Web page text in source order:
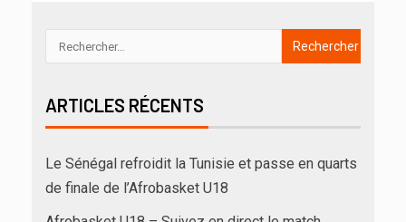
ARTICLES RÉCENTS
Le Sénégal refroidit la Tunisie et passe en quarts
de finale de l’Afrobasket U18